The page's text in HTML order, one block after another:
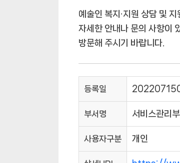
예술인 복지·지원 상담 및
자세한 안내나 문의 사항
방문해 주시기 바랍니다.
등록일
부서명 서비스관리
사용자구분 개인